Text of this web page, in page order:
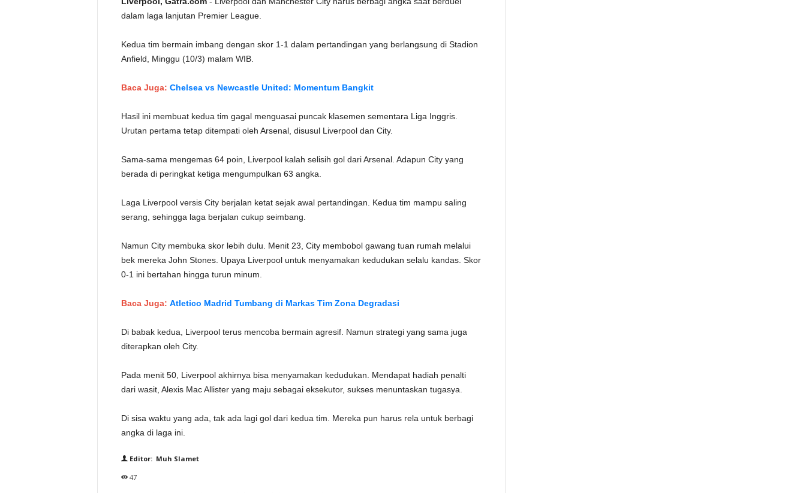
dalam laga lanjutan Premier League.
Kedua tim bermain imbang dengan skor 1-1 dalam pertandingan yang berlangsung di Stadion
Anfield, Minggu (10/3) malam WIB.
Baca Juga: Chelsea vs Newcastle United: Momentum Bangkit
Hasil ini membuat kedua tim gagal menguasai puncak klasemen sementara Liga Inggris.
Urutan pertama tetap ditempati oleh Arsenal, disusul Liverpool dan City.
Sama-sama mengemas 64 poin, Liverpool kalah selisih gol dari Arsenal. Adapun City yang
berada di peringkat ketiga mengumpulkan 63 angka.
Laga Liverpool versis City berjalan ketat sejak awal pertandingan. Kedua tim mampu saling
serang, sehingga laga berjalan cukup seimbang.
Namun City membuka skor lebih dulu. Menit 23, City membobol gawang tuan rumah melalui
bek mereka John Stones. Upaya Liverpool untuk menyamakan kedudukan selalu kandas. Skor
0-1 ini bertahan hingga turun minum.
Baca Juga: Atletico Madrid Tumbang di Markas Tim Zona Degradasi
Di babak kedua, Liverpool terus mencoba bermain agresif. Namun strategi yang sama juga
diterapkan oleh City.
Pada menit 50, Liverpool akhirnya bisa menyamakan kedudukan. Mendapat hadiah penalti
dari wasit, Alexis Mac Allister yang maju sebagai eksekutor, sukses menuntaskan tugasya.
Di sisa waktu yang ada, tak ada lagi gol dari kedua tim. Mereka pun harus rela untuk berbagi
angka di laga ini.
Editor: Muh Slamet
47